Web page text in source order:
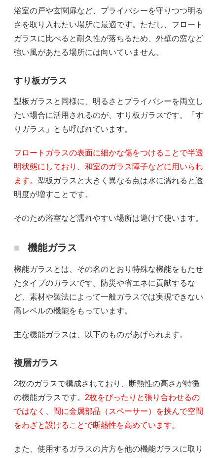
浴室の戸や玄関扉など、プライバシーを守りつつ明る
さを取り入れたい場所に最適です。ただし、フロート
ガラスに比べると耐久性が落ちるため、外壁の窓など
強い風があたる場所には向いていません。
すり板ガラス
型板ガラスと同様に、明るさとプライバシーを両立し
たい場合に活用されるのが、すり板ガラスです。「す
りガラス」とも呼ばれています。
フロートガラスの表面に細かな傷をつけることで半透
明状態にしており、和室のガラス障子などに用いられ
ます。 型板ガラスと大きく異なる点は水に濡れると透
明度が増すことです。
そのため浴室など濡れやすい場所は避けて使います。
機能ガラス
機能ガラスとは、その名のとおり特殊な機能をもたせ
たタイプのガラスです。防災や省エネに貢献するな
ど、素材や製法によって一般ガラスでは実現できない
高レベルの機能をもっています。
主な機能ガラスは、以下のものがあげられます。
複層ガラス
2枚のガラスで構成されており、断熱性の高さが特徴
の機能ガラスです。 2枚をぴったりと張り合わせるの
ではなく、間に金属部品（スペーサー）を挟んで空間
をわざと設けることで断熱性を高めています。
また、使用するガラスの片方を他の機能ガラスに取り